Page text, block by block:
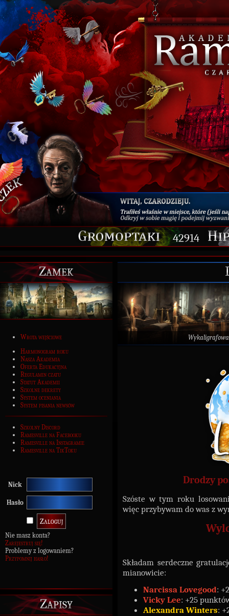
42914
Zamek
Wrota wejściowe
Harmonogram roku
Nasza Akademia
Oferta Edukacyjna
Regulamin czatu
Statut Akademii
Szkolne dekrety
System oceniania
System pisania newsów
Szkolny Discord
Ramesville na Facebooku
Ramesville na Instagramie
Ramesville na TikToku
Nick
Hasło
Nie masz konta?
Zarejestruj się!
Problemy z logowaniem?
Przypomnij hasło!
Zapisy
Drodzy
Szóste w tym roku
więc przybywam do was z
Składam serdeczne
mianowicie:
Narcissa Lovegood:
Vicky Lee: +25
Alexandra Winters: